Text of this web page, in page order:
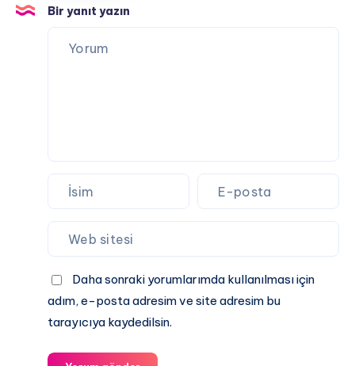
Açısından
Daha
Riskli
Bir yanıt yazın
Daha sonraki yorumlarımda kullanılması için
adım, e-posta adresim ve site adresim bu
tarayıcıya kaydedilsin.